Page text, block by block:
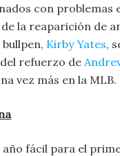
con problemas
la reaparición de
Kirby Yates,
refuerzo de
vez más en la MLB.
fácil para el